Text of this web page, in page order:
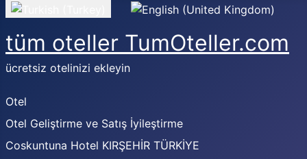
Dilinizi seçin
tüm oteller TumOteller.com
ücretsiz otelinizi ekleyin
Otel
Otel Geliştirme ve Satış İyileştirme
Coskuntuna Hotel KIRŞEHİR TÜRKİYE